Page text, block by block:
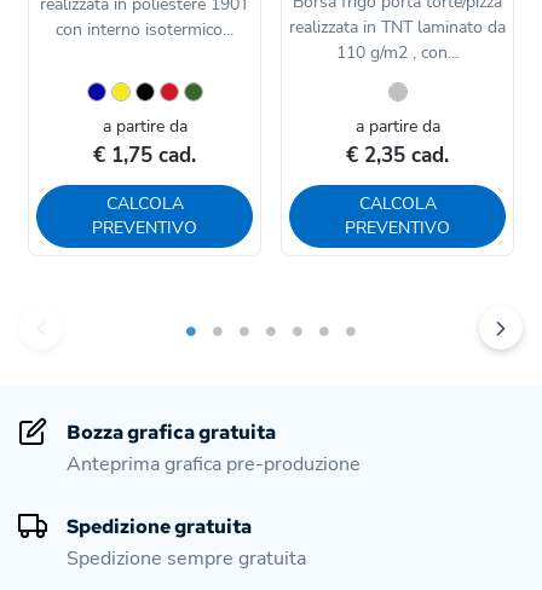
realizzata in poliestere 190T
con interno isotermico...
a partire da
€ 1,75 cad.
CALCOLA
PREVENTIVO
realizzata in TNT laminato da
110 g/m2 , con...
a partire da
€ 2,35 cad.
CALCOLA
PREVENTIVO
Bozza grafica gratuita
Anteprima grafica pre-produzione
Spedizione gratuita
Spedizione sempre gratuita